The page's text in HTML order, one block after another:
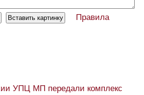
Правила
УПЦ МП передали комплекс